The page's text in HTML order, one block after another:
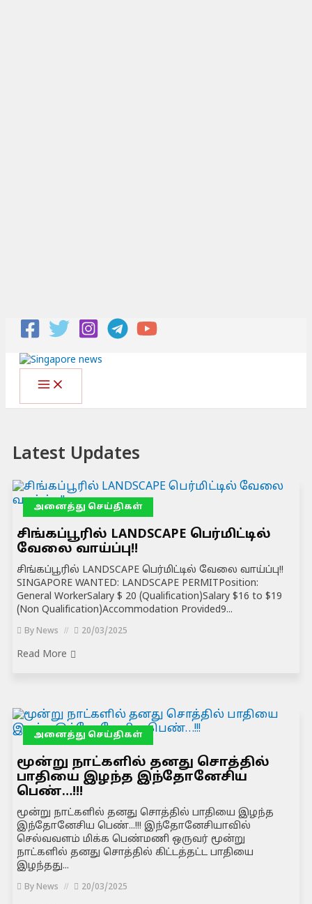
Latest Updates
அனைத்து செய்திகள்
சிங்கப்பூரில் LANDSCAPE பெர்மிட்டில்
வேலை வாய்ப்பு!!
சிங்கப்பூரில் LANDSCAPE பெர்மிட்டில் வேலை வாய்ப்பு!!
SINGAPORE WANTED: LANDSCAPE PERMITPosition:
General WorkerSalary $ 20 (Qualification)Salary $16 to $19
(Non Qualification)Accommodation Provided9...
By News 20/03/2025
Read More
அனைத்து செய்திகள்
மூன்று நாட்களில் தனது சொத்தில்
பாதியை இழந்த இந்தோனேசிய
பெண்…!!!
மூன்று நாட்களில் தனது சொத்தில் பாதியை இழந்த
இந்தோனேசிய பெண்...!!! இந்தோனேசியாவில்
செல்வவளம் மிக்க பெண்மணி ஒருவர் மூன்று
நாட்களில் தனது சொத்தில் கிட்டத்தட்ட பாதியை
இழந்தது...
By News 20/03/2025